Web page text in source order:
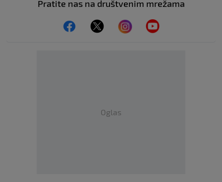
Pratite nas na društvenim mrežama
Oglas